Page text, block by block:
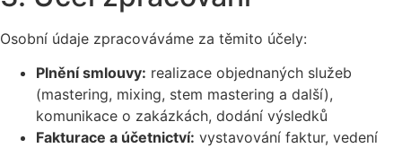
Osobní údaje zpracováváme za těmito účely:
Plnění smlouvy: realizace objednaných služeb
(mastering, mixing, stem mastering a další),
komunikace o zakázkách, dodání výsledků
Fakturace a účetnictví: vystavování faktur, vedení